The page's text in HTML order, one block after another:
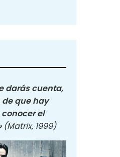
Redes
darás cuenta,
que hay
el
(Matrix, 1999)